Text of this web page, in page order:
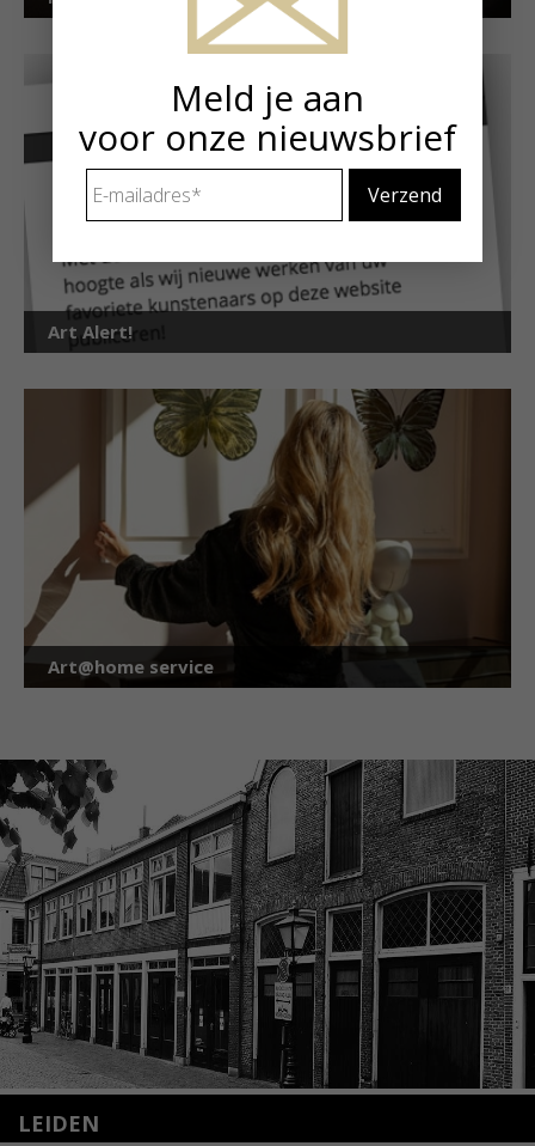
Art Alert!
Art@home service
LEIDEN
Meld je aan
voor onze nieuwsbrief
mailadres *